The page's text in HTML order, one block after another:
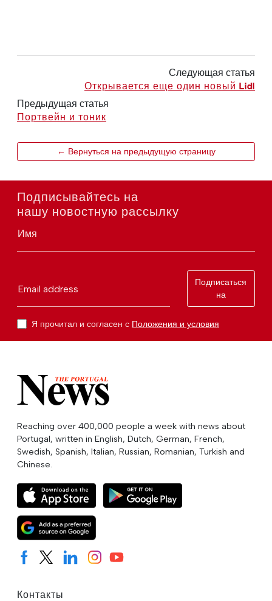
Следующая статья
Открывается еще один новый Lidl
Предыдущая статья
Портвейн и тоник
← Вернуться на предыдущую страницу
Подписывайтесь на
нашу новостную рассылку
Имя
Email address
Подписаться
на
Я прочитал и согласен с Положения и условия
Reaching over 400,000 people a week with news about
Portugal, written in English, Dutch, German, French,
Swedish, Spanish, Italian, Russian, Romanian, Turkish and
Chinese.
Контакты